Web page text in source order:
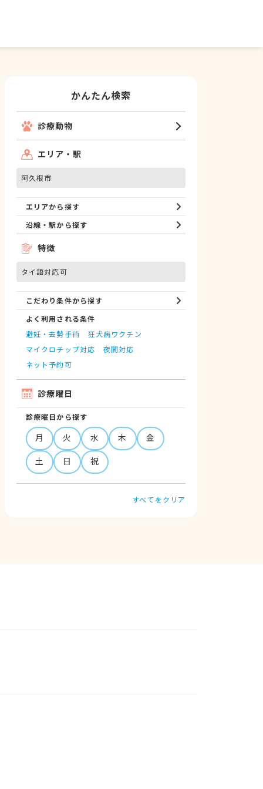
かんたん検索
診療動物
エリア・駅
阿久根市
エリアから探す
沿線・駅から探す
特徴
タイ語対応可
こだわり条件から探す
よく利用される条件
避妊・去勢手術
狂犬病ワクチン
マイクロチップ対応
夜間対応
ネット予約可
診療曜日
診療曜日から探す
月 火 水 木
金
土
日 祝
すべてをクリア